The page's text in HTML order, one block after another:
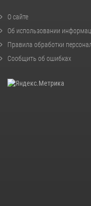
О сайте
Об использовании
Правила обработки
Сообщить об ошибках